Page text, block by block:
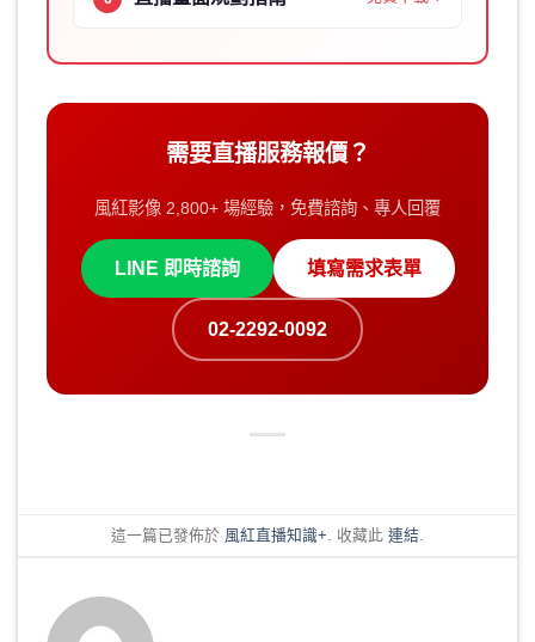
需要直播服務報價？
風紅影像 2,800+ 場經驗，免費諮詢、專人回覆
LINE 即時諮詢 填寫需求表單
02-2292-0092
這一篇已發佈於 風紅直播知識+ . 收藏此 連結